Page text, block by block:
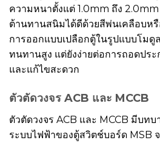
ความหนาตั้งแต่ 1.0mm ถึง
ต้านทานสนิมได้ดีด้วยสีพ่นเคลือบห
การออกแบบเปลือกตู้ในรูปแบบโมดู
ทนทานสูง แต่ยังง่ายต่อการถอดประ
และแก้ไขสะดวก
ตัวตัดวงจร ACB และ MCCB
ตัวตัดวงจร ACB และ MCCB มีบท
ระบบไฟฟ้าของตู้สวิตช์บอร์ด MSB